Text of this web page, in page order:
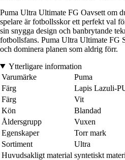
Puma Ultra Ultimate FG Oavsett om
spelare är fotbollsskor ett perfekt val
sin snygga design och banbrytande
fotbollsfans. Puma Ultra Ultimate FG
och dominera planen som aldrig förr.
Ytterligare information
Varumärke
Puma
Färg
Lapis Lazuli-
Färg
Vit
Kön
Blandad
Åldersgrupp
Vuxen
Egenskaper
Torr mark
Sortiment
Ultra
Huvudsakligt material syntetiskt